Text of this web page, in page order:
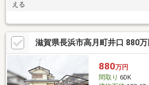
える
滋賀県長浜市高月町井口 880万
880万円
間取り 6DK